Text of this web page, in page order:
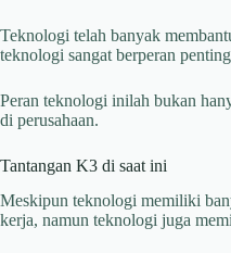
Teknologi telah banyak
teknologi sangat berperan
Peran teknologi inilah bukan
di perusahaan.
Tantangan K3 di saat ini
Meskipun teknologi memiliki
kerja, namun teknologi juga